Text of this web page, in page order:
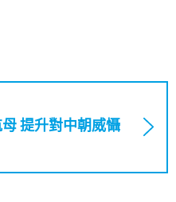
美軍在西太平洋部署3艘航母 提升對中朝威懾